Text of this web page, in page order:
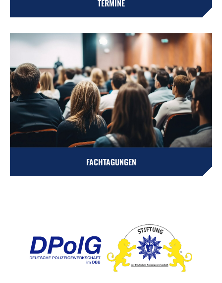
TERMINE
FACHTAGUNGEN